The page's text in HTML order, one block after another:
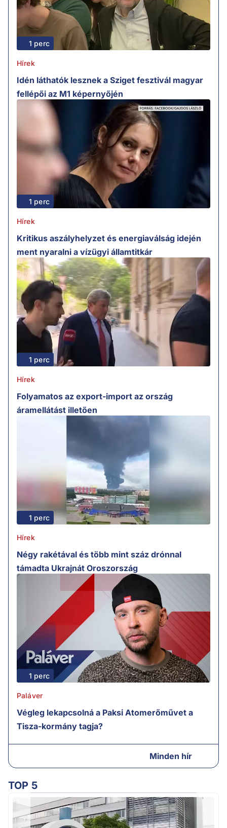
1 perc
Hírek
Idén láthatók lesznek a Sziget fesztivál magyar
fellépői az M1 képernyőjén
1 perc
Hírek
Kritikus aszályhelyzet és energiaválság idején
ment nyaralni a vízügyi államtitkár
1 perc
Hírek
Folyamatos az export-import az ország
áramellátást illetően
1 perc
Hírek
Négy rakétával és több mint száz drónnal
támadta Ukrajnát Oroszország
1 perc
Paláver
Végleg lekapcsolná a Paksi Atomerőművet a
Tisza-kormány tagja?
Minden hír
TOP 5